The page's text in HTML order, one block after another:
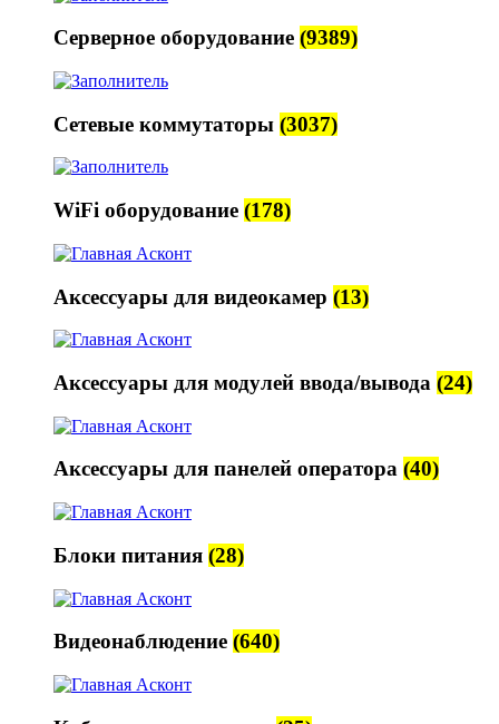
Серверное оборудование (9389)
Сетевые коммутаторы (3037)
WiFi оборудование (178)
Аксессуары для видеокамер (13)
Аксессуары для модулей ввода/вывода (24)
Аксессуары для панелей оператора (40)
Блоки питания (28)
Видеонаблюдение (640)